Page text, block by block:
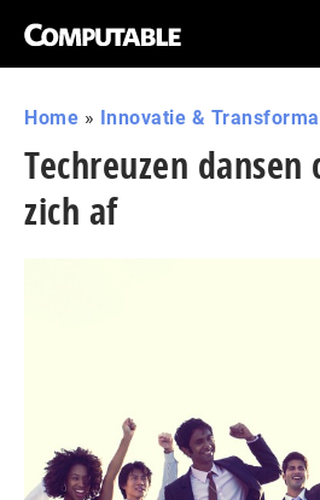
Home » Innovatie &
Techreuzen dansen
zich af